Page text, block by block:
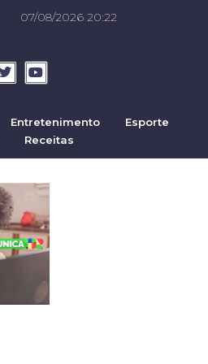
07/08/2026 20:22
Entretenimento
Esporte
Receitas